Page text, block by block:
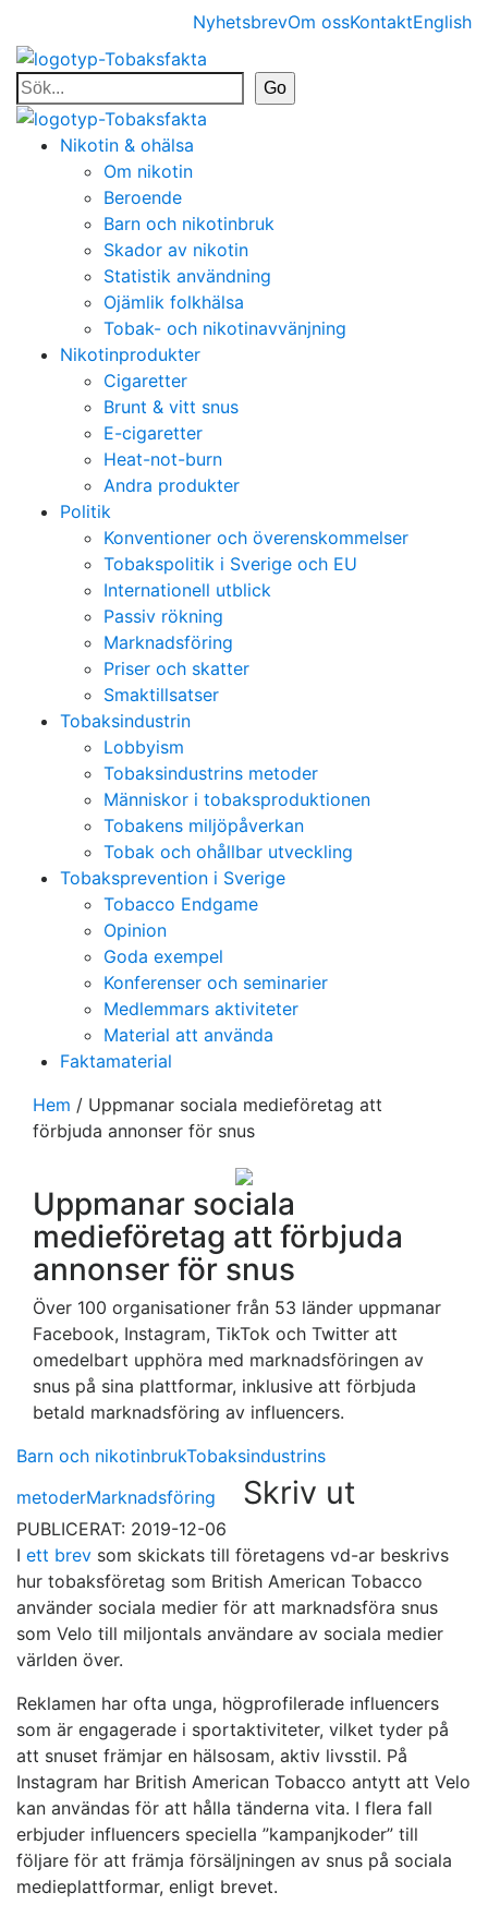
NyhetsbrevOm ossKontaktEnglish
Nikotin & ohälsa
Om nikotin
Beroende
Barn och nikotinbruk
Skador av nikotin
Statistik användning
Ojämlik folkhälsa
Tobak- och nikotinavvänjning
Nikotinprodukter
Cigaretter
Brunt & vitt snus
E-cigaretter
Heat-not-burn
Andra produkter
Politik
Konventioner och överenskommelser
Tobakspolitik i Sverige och EU
Internationell utblick
Passiv rökning
Marknadsföring
Priser och skatter
Smaktillsatser
Tobaksindustrin
Lobbyism
Tobaksindustrins metoder
Människor i tobaksproduktionen
Tobakens miljöpåverkan
Tobak och ohållbar utveckling
Tobaksprevention i Sverige
Tobacco Endgame
Opinion
Goda exempel
Konferenser och seminarier
Medlemmars aktiviteter
Material att använda
Faktamaterial
Hem / Uppmanar sociala medieföretag att
förbjuda annonser för snus
Uppmanar sociala
medieföretag att förbjuda
annonser för snus
Över 100 organisationer från 53 länder uppmanar
Facebook, Instagram, TikTok och Twitter att
omedelbart upphöra med marknadsföringen av
snus på sina plattformar, inklusive att förbjuda
betald marknadsföring av influencers.
Barn och nikotinbrukTobaksindustrins
metoderMarknadsföring Skriv ut
PUBLICERAT: 2019-12-06
I ett brev som skickats till företagens vd-ar beskrivs
hur tobaksföretag som British American Tobacco
använder sociala medier för att marknadsföra snus
som Velo till miljontals användare av sociala medier
världen över.
Reklamen har ofta unga, högprofilerade influencers
som är engagerade i sportaktiviteter, vilket tyder på
att snuset främjar en hälsosam, aktiv livsstil. På
Instagram har British American Tobacco antytt att Velo
kan användas för att hålla tänderna vita. I flera fall
erbjuder influencers speciella ”kampanjkoder” till
följare för att främja försäljningen av snus på sociala
medieplattformar, enligt brevet.